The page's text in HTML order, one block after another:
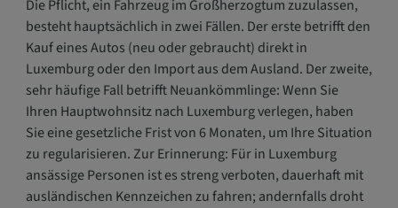
Die Pflicht, ein Fahrzeug im Großherzogtum zuzulassen,
besteht hauptsächlich in zwei Fällen. Der erste betrifft den
Kauf eines Autos (neu oder gebraucht) direkt in
Luxemburg oder den Import aus dem Ausland. Der zweite,
sehr häufige Fall betrifft Neuankömmlinge: Wenn Sie
Ihren Hauptwohnsitz nach Luxemburg verlegen, haben
Sie eine gesetzliche Frist von 6 Monaten, um Ihre Situation
zu regularisieren. Zur Erinnerung: Für in Luxemburg
ansässige Personen ist es streng verboten, dauerhaft mit
ausländischen Kennzeichen zu fahren; andernfalls droht